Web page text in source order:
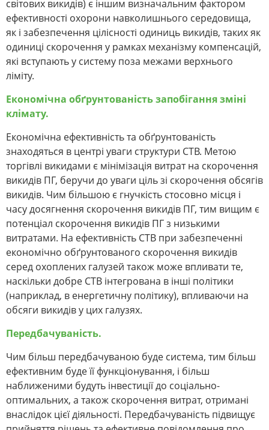
світових викидів) є іншим визначальним фактором
ефективності охорони навколишнього середовища,
як і забезпечення цілісності одиниць викидів, таких як
одиниці скорочення у рамках механізму компенсацій,
які вступають у систему поза межами верхнього
ліміту.
Економічна обґрунтованість запобігання зміні
клімату.
Економічна ефективність та обґрунтованість
знаходяться в центрі уваги структури СТВ. Метою
торгівлі викидами є мінімізація витрат на скорочення
викидів ПГ, беручи до уваги ціль зі скорочення обсягів
викидів. Чим більшою є гнучкість стосовно місця і
часу досягнення скорочення викидів ПГ, тим вищим є
потенціал скорочення викидів ПГ з низькими
витратами. На ефективність СТВ при забезпеченні
економічно обґрунтованого скорочення викидів
серед охоплених галузей також може впливати те,
наскільки добре СТВ інтегрована в інші політики
(наприклад, в енергетичну політику), впливаючи на
обсяги викидів у цих галузях.
Передбачуваність.
Чим більш передбачуваною буде система, тим більш
ефективним буде її функціонування, і більш
наближеними будуть інвестиції до соціально-
оптимальних, а також скорочення витрат, отримані
внаслідок цієї діяльності. Передбачуваність підвищує